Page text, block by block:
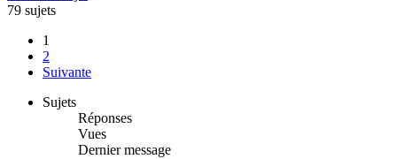
79 sujets
1
2
Suivante
Sujets
Réponses
Vues
Dernier message